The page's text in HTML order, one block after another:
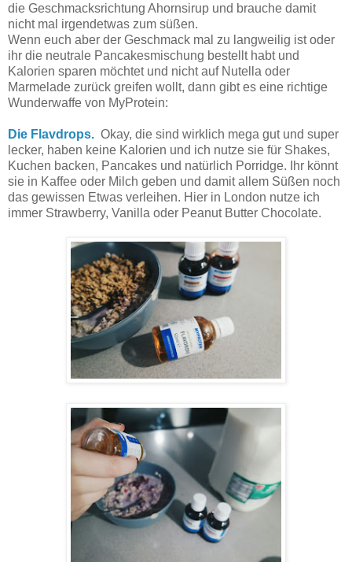
die Geschmacksrichtung Ahornsirup und brauche damit
nicht mal irgendetwas zum süßen.
Wenn euch aber der Geschmack mal zu langweilig ist oder
ihr die neutrale Pancakesmischung bestellt habt und
Kalorien sparen möchtet und nicht auf Nutella oder
Marmelade zurück greifen wollt, dann gibt es eine richtige
Wunderwaffe von MyProtein:
Die Flavdrops. Okay, die sind wirklich mega gut und super
lecker, haben keine Kalorien und ich nutze sie für Shakes,
Kuchen backen, Pancakes und natürlich Porridge. Ihr könnt
sie in Kaffee oder Milch geben und damit allem Süßen noch
das gewissen Etwas verleihen. Hier in London nutze ich
immer Strawberry, Vanilla oder Peanut Butter Chocolate.